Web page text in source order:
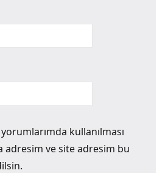
kullanılması
adresim ve site adresim bu